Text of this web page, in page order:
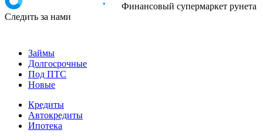
Финансовый супермаркет рунета
Следить за нами
Займы
Долгосрочные
Под ПТС
Новые
Кредиты
Автокредиты
Ипотека